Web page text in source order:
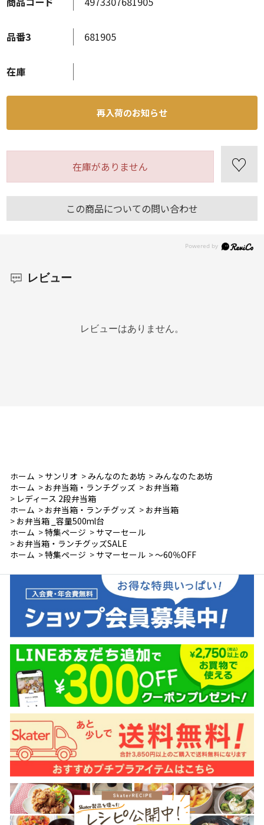
この商品についての問い合わせ
品番3 681905
在庫
再入荷のお知らせ
在庫がありません
レビュー
レビューはありません。
ホーム > サンリオ > みんなのたあ坊 > みんなのたあ坊
ホーム > お弁当箱・ランチグッズ > お弁当箱
> レディース 2段弁当箱
ホーム > お弁当箱・ランチグッズ > お弁当箱
> お弁当箱 _容量500ml台
ホーム >特集ページ > サマーセール
> お弁当箱・ランチグッズSALE
ホーム >特集ページ > サマーセール >～60％OFF